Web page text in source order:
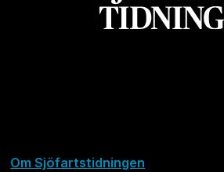
Om Sjöfartstidningen